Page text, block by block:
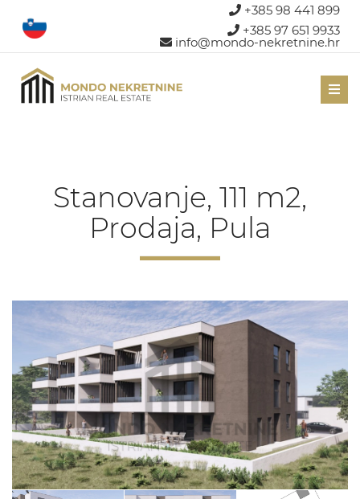
+385 98 441 899
+385 97 651 9933
info@mondo-nekretnine.hr
Stanovanje, 111 m2,
Prodaja, Pula